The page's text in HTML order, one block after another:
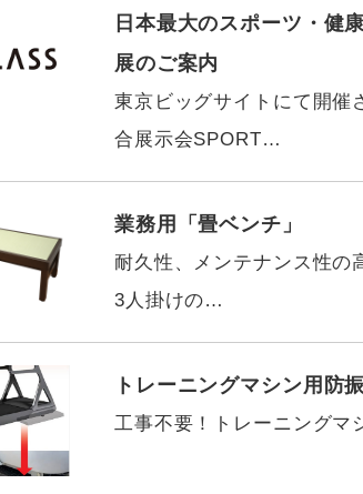
日本最大のスポーツ・健
展のご案内
東京ビッグサイトにて開催
合展示会SPORT…
業務用「畳ベンチ」
耐久性、メンテナンス性の
3人掛けの…
トレーニングマシン用防
工事不要！トレーニング